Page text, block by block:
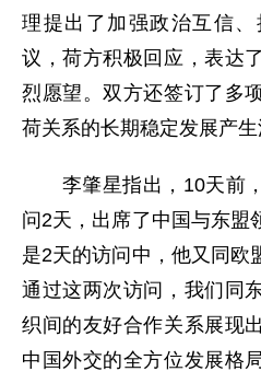
理提出了加强政治互信
议，荷方积极回应，表达
烈愿望。双方还签订了多
荷关系的长期稳定发展产生
李肇星指出，10天前，
问2天，出席了中国与东盟
是2天的访问中，他又同欧
通过这两次访问，我们同
织间的友好合作关系展现
中国外交的全方位发展格